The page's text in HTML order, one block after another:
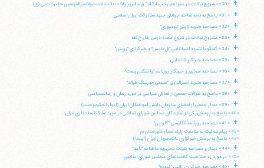
+ «30» مشروح بيانات در سيزدهم رجب 1424 ق سالروز ولادت با سعادت مولااميرالمؤمنين حضرت علي (ع)
+ «31» پاسخ به نامه شاخه جوانان جبهه مشاركت ايران اسلامي
+ «32» مصاحبه نشريه ژاپني "يوميوري"
+ «33» مشروح بيانات در شروع مجدد درس خارج فقه
+ «34» گفتگو با نشريه اسپانيايي "ال پايس" و خبرگزاري "رويترز"
+ «35» مصاحبه خبرنگار كانادايي
+ «36» مصاحبه سردبير و خبرنگار روزنامه "واشنگتن پست"
+ «37» مصاحبه نشريه استراليايي "سيدني مورنينگ هرالد"
+ «38» پاسخ به سؤالات جمعي از فعالان سياسي در مورد زندان و زندانيسياسي
+
«39» ديدار جمعي از اعضاي سازمان دانش آموختگان ايران (ادوار تحكيموحدت)
«40» پاسخ به پرسش يكي از نمايندگان مجلس شوراي اسلامي در مورد مشكلاتساختاري ايران
+
«41» مصاحبه روزنامه انگليسي "گاردين"
«42» پيام تسليت به مناسبت زلزله غمبار شهرستان بم
«43» پاسخ به پرسش خبرگزاري دانشجويان ايران (ايسنا)
+
«44» ديدار و مصاحبه هيئت تحريريه ماهنامه "نامه"
«45» در مورد رد صلاحيت كانديداهاي مجلس شوراي اسلامي